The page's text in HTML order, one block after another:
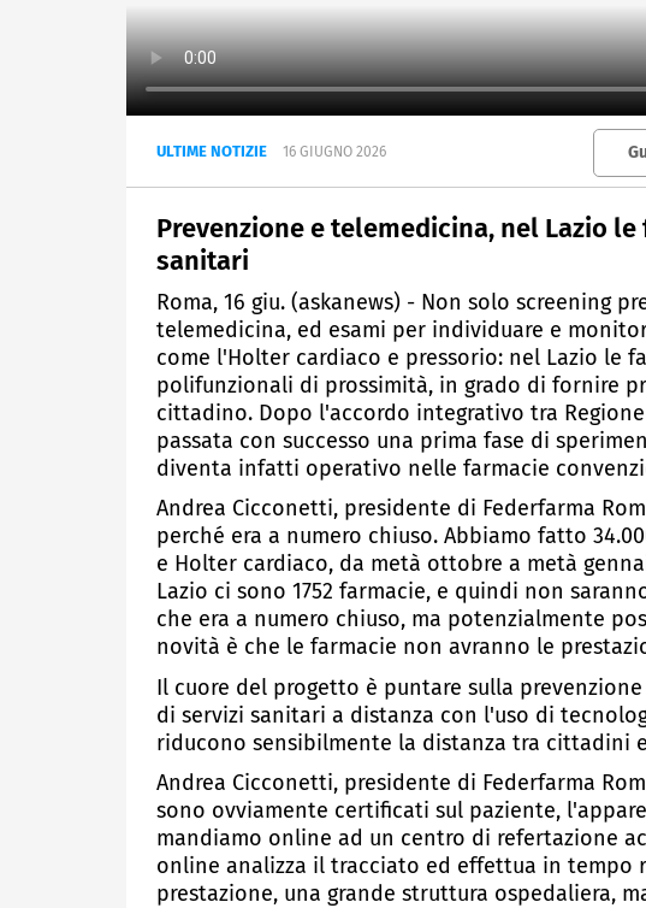
ULTIME NOTIZIE 16 GIUGNO 2026
Prevenzione e telemedicina, nel Lazio
sanitari
Roma, 16 giu. (askanews) - Non solo screening
telemedicina, ed esami per individuare e
come l'Holter cardiaco e pressorio: nel Lazio le
polifunzionali di prossimità, in grado di fornire
cittadino. Dopo l'accordo integrativo tra
passata con successo una prima fase di
diventa infatti operativo nelle farmacie
Andrea Cicconetti, presidente di Federfarma
perché era a numero chiuso. Abbiamo fatto
e Holter cardiaco, da metà ottobre a metà
Lazio ci sono 1752 farmacie, e quindi non
che era a numero chiuso, ma potenzialmente
novità è che le farmacie non avranno le
Il cuore del progetto è puntare sulla
di servizi sanitari a distanza con l'uso di
riducono sensibilmente la distanza tra cittadini
Andrea Cicconetti, presidente di Federfarma
sono ovviamente certificati sul paziente,
mandiamo online ad un centro di refertazione
online analizza il tracciato ed effettua in tempo
prestazione, una grande struttura ospedaliera,